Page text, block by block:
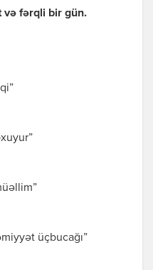
və fərqli bir gün.
üçbucağı”